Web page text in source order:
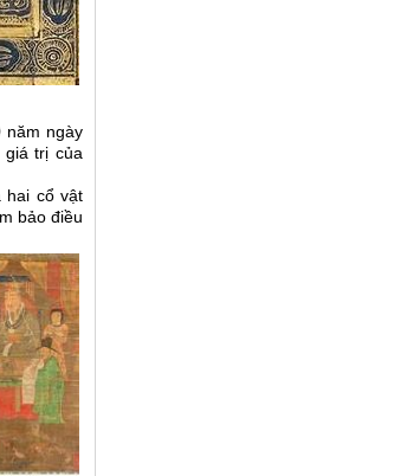
năm ngày
giá trị của
hai cổ vật
bảo điều